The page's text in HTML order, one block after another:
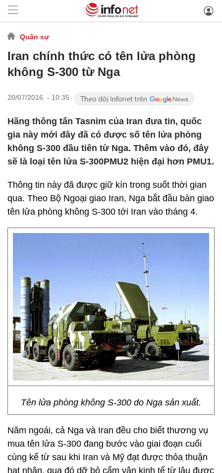
Quân sự
Iran chính thức có tên lửa phòng
không S-300 từ Nga
20/07/2016 - 10:35
Hãng thông tấn Tasnim của Iran đưa tin, quốc
gia này mới đây đã có được số tên lửa phòng
không S-300 đầu tiên từ Nga. Thêm vào đó, đây
sẽ là loại tên lửa S-300PMU2 hiện đại hơn PMU1.
Thông tin này đã được giữ kín trong suốt thời gian
qua. Theo Bộ Ngoại giao Iran, Nga bắt đầu bàn giao
tên lửa phòng không S-300 tới Iran vào tháng 4.
Tên lửa phòng không S-300 do Nga sản xuất.
Năm ngoái, cả Nga và Iran đều cho biết thương vụ
mua tên lửa S-300 đang bước vào giai đoạn cuối
cùng kể từ sau khi Iran và Mỹ đạt được thỏa thuận
hạt nhân, qua đó dỡ bỏ cấm vận kinh tế từ lâu được